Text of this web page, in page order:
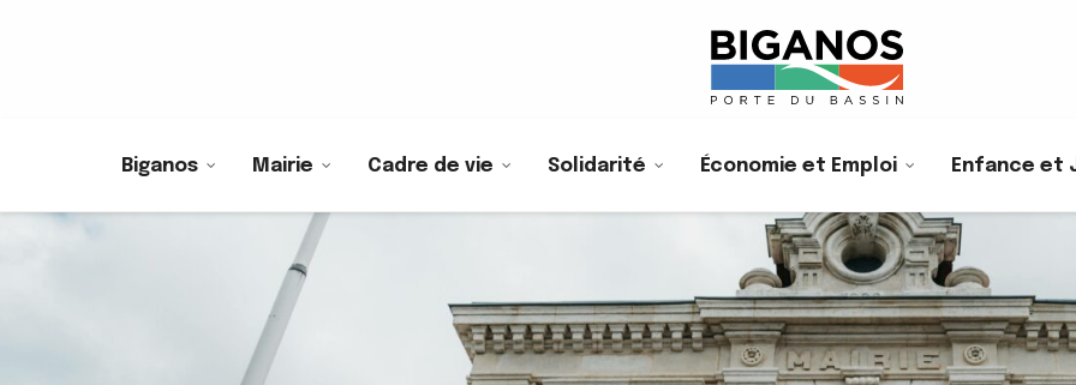
Biganos Mairie Cadre de vie Solidarité Économie et Emploi Enfance et